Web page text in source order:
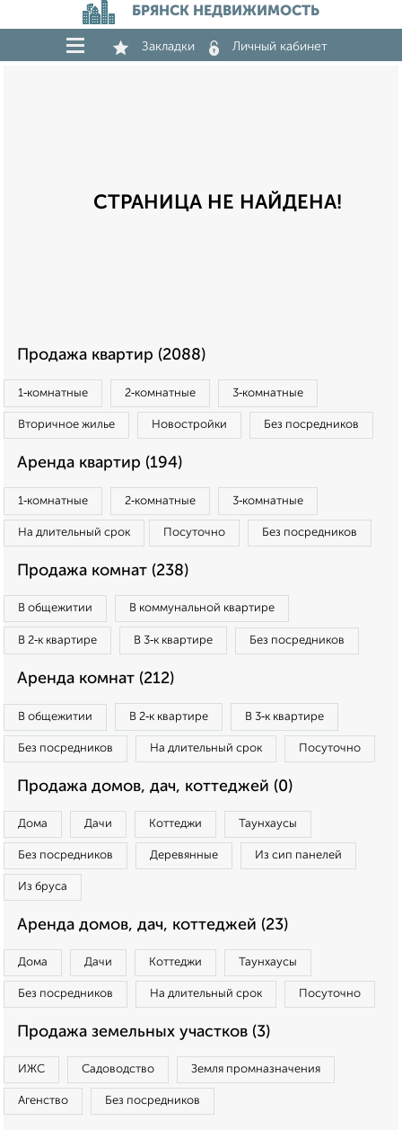
БРЯНСК НЕДВИЖИМОСТЬ
Закладки Личный кабинет
СТРАНИЦА НЕ НАЙДЕНА!
Продажа квартир (2088)
1‑комнатные 2‑комнатные 3‑комнатные
Вторичное жилье Новостройки Без посредников
Аренда квартир (194)
1‑комнатные 2‑комнатные 3‑комнатные
На длительный срок Посуточно Без посредников
Продажа комнат (238)
В общежитии В коммунальной квартире
В 2‑к квартире В 3‑к квартире Без посредников
Аренда комнат (212)
В общежитии В 2‑к квартире В 3‑к квартире
Без посредников На длительный срок Посуточно
Продажа домов, дач, коттеджей (0)
Дома Дачи Коттеджи Таунхаусы
Без посредников Деревянные Из сип панелей
Из бруса
Аренда домов, дач, коттеджей (23)
Дома Дачи Коттеджи Таунхаусы
Без посредников На длительный срок Посуточно
Продажа земельных участков (3)
ИЖС Садоводство Земля промназначения
Агенство Без посредников